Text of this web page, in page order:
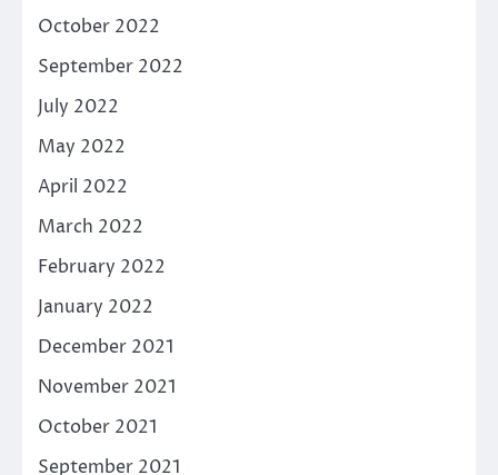
October 2022
September 2022
July 2022
May 2022
April 2022
March 2022
February 2022
January 2022
December 2021
November 2021
October 2021
September 2021